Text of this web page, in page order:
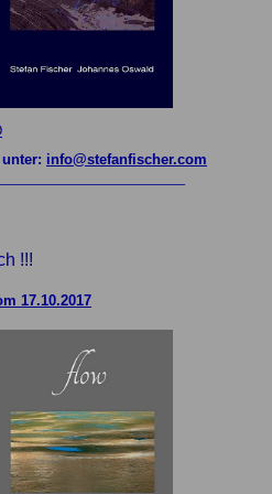
info@stefanfischer.com
!!!
17.10.2017